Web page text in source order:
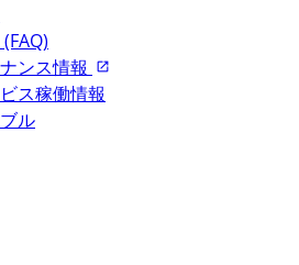
ンス情報
ス稼働情報
ル